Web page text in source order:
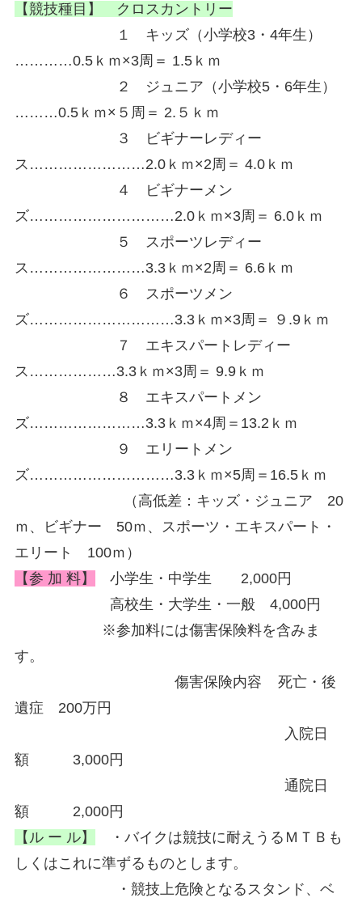
【競技種目】 クロスカントリー
１ キッズ（小学校3・4年生）
…………0.5ｋｍ×3周＝ 1.5ｋｍ
２ ジュニア（小学校5・6年生）
………0.5ｋｍ×５周＝ 2.５ｋｍ
３ ビギナーレディー
ス……………………2.0ｋｍ×2周＝ 4.0ｋｍ
４ ビギナーメン
ズ…………………………2.0ｋｍ×3周＝ 6.0ｋｍ
５ スポーツレディー
ス……………………3.3ｋｍ×2周＝ 6.6ｋｍ
６ スポーツメン
ズ…………………………3.3ｋｍ×3周＝ ９.9ｋｍ
７ エキスパートレディー
ス………………3.3ｋｍ×3周＝ 9.9ｋｍ
８ エキスパートメン
ズ……………………3.3ｋｍ×4周＝13.2ｋｍ
９ エリートメン
ズ…………………………3.3ｋｍ×5周＝16.5ｋｍ
（高低差：キッズ・ジュニア 20
ｍ、ビギナー 50ｍ、スポーツ・エキスパート・
エリート 100ｍ）
【参 加 料】
小学生・中学生 2,000円
高校生・大学生・一般 4,000円
※参加料には傷害保険料を含みま
す。
傷害保険内容 死亡・後
遺症 200万円
入院日
額 3,000円
通院日
額 2,000円
【ル ー ル】
・バイクは競技に耐えうるＭＴＢも
しくはこれに準ずるものとします。
・競技上危険となるスタンド、ベ